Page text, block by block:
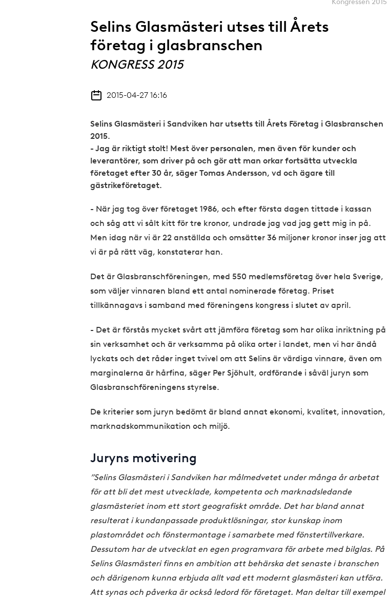
Kongressen 2015
Selins Glasmästeri utses till Årets
företag i glasbranschen
KONGRESS 2015
2015-04-27 16:16
Selins Glasmästeri i Sandviken har utsetts till Årets Företag i Glasbranschen
2015.
- Jag är riktigt stolt! Mest över personalen, men även för kunder och
leverantörer, som driver på och gör att man orkar fortsätta utveckla
företaget efter 30 år, säger Tomas Andersson, vd och ägare till
gästrikeföretaget.
- När jag tog över företaget 1986, och efter första dagen tittade i kassan
och såg att vi sålt kitt för tre kronor, undrade jag vad jag gett mig in på.
Men idag när vi är 22 anställda och omsätter 36 miljoner kronor inser jag att
vi är på rätt väg, konstaterar han.
Det är Glasbranschföreningen, med 550 medlemsföretag över hela Sverige,
som väljer vinnaren bland ett antal nominerade företag. Priset
tillkännagavs i samband med föreningens kongress i slutet av april.
- Det är förstås mycket svårt att jämföra företag som har olika inriktning på
sin verksamhet och är verksamma på olika orter i landet, men vi har ändå
lyckats och det råder inget tvivel om att Selins är värdiga vinnare, även om
marginalerna är hårfina, säger Per Sjöhult, ordförande i såväl juryn som
Glasbranschföreningens styrelse.
De kriterier som juryn bedömt är bland annat ekonomi, kvalitet, innovation,
marknadskommunikation och miljö.
Juryns motivering
”Selins Glasmästeri i Sandviken har målmedvetet under många år arbetat
för att bli det mest utvecklade, kompetenta och marknadsledande
glasmästeriet inom ett stort geografiskt område. Det har bland annat
resulterat i kundanpassade produktlösningar, stor kunskap inom
plastområdet och fönstermontage i samarbete med fönstertillverkare.
Dessutom har de utvecklat en egen programvara för arbete med bilglas. På
Selins Glasmästeri finns en ambition att behärska det senaste i branschen
och därigenom kunna erbjuda allt vad ett modernt glasmästeri kan utföra.
Att synas och påverka är också ledord för företaget. Man deltar till exempel